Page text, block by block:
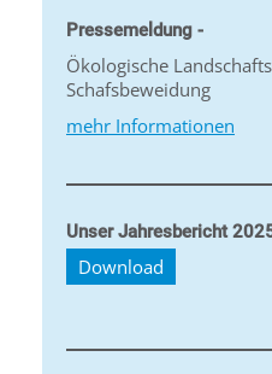
Pressemeldung -
Ökologische
Schafsbeweidung
mehr Informationen
Unser Jahresbericht
Download